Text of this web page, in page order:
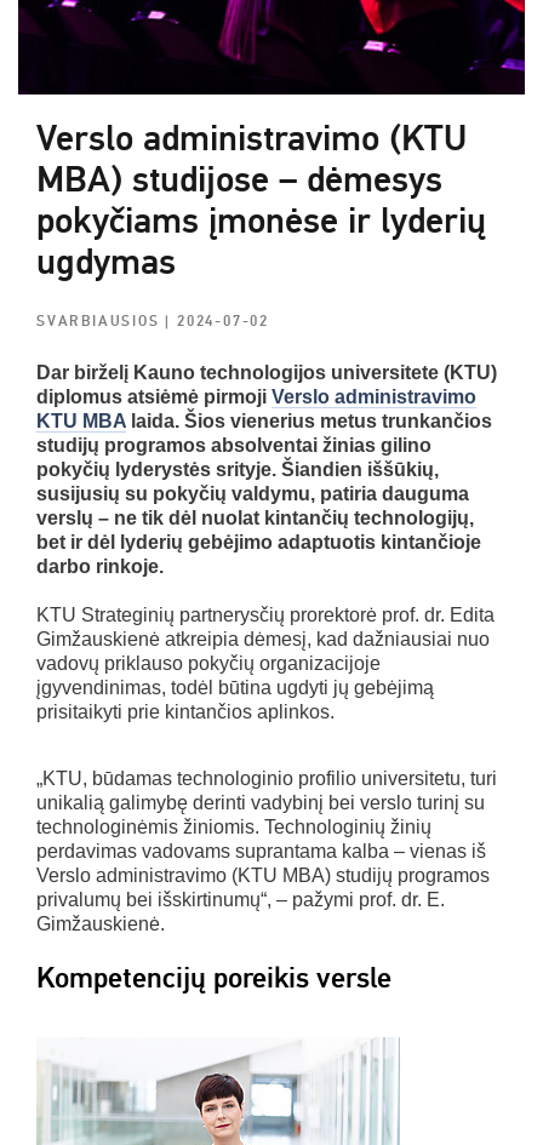
Verslo administravimo (KTU
MBA) studijose – dėmesys
pokyčiams įmonėse ir lyderių
ugdymas
SVARBIAUSIOS| 2024-07-02
Dar birželį Kauno technologijos universitete (KTU)
diplomus atsiėmė pirmoji Verslo administravimo
KTU MBA laida. Šios vienerius metus trunkančios
studijų programos absolventai žinias gilino
pokyčių lyderystės srityje. Šiandien iššūkių,
susijusių su pokyčių valdymu, patiria dauguma
verslų – ne tik dėl nuolat kintančių technologijų,
bet ir dėl lyderių gebėjimo adaptuotis kintančioje
darbo rinkoje.
KTU Strateginių partnerysčių prorektorė prof. dr. Edita
Gimžauskienė atkreipia dėmesį, kad dažniausiai nuo
vadovų priklauso pokyčių organizacijoje
įgyvendinimas, todėl būtina ugdyti jų gebėjimą
prisitaikyti prie kintančios aplinkos.
„KTU, būdamas technologinio profilio universitetu, turi
unikalią galimybę derinti vadybinį bei verslo turinį su
technologinėmis žiniomis. Technologinių žinių
perdavimas vadovams suprantama kalba – vienas iš
Verslo administravimo (KTU MBA) studijų programos
privalumų bei išskirtinumų“, – pažymi prof. dr. E.
Gimžauskienė.
Kompetencijų poreikis versle